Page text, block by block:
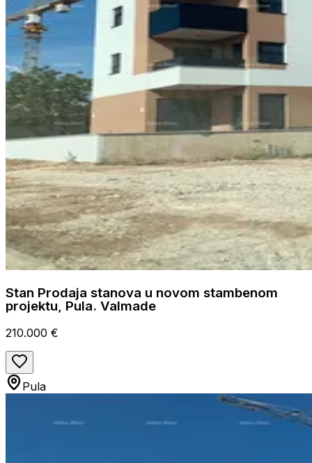
Stan Prodaja stanova u novom stambenom
projektu, Pula. Valmade
210.000 €
Pula